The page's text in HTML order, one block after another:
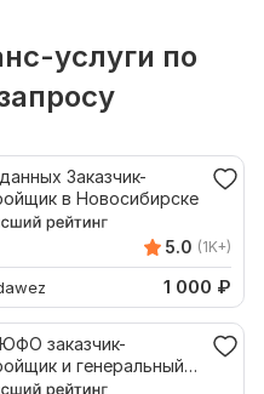
услуги по
Заказчик-
в Новосибирске
5.0 (1K+)
1 000 ₽
заказчик-
и генеральный
460 компаний